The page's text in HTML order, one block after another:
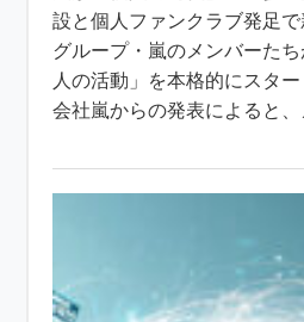
設と個人ファンクラブ発足
グループ・嵐のメンバーた
人の活動」を本格的にスタ
会社嵐からの発表によると